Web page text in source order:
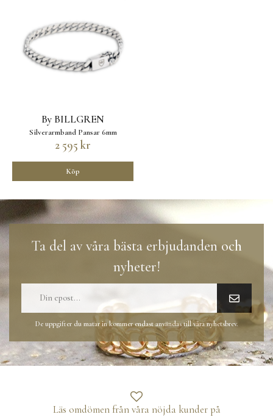
By BILLGREN
Silverarmband Pansar 6mm
2 595 kr
Köp
Ta del av våra bästa erbjudanden och
nyheter!
De uppgifter du matar in kommer endast användas till våra nyhetsbrev.
Läs omdömen från våra nöjda kunder på